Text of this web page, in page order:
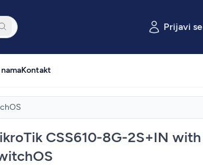
Prijavi se
Kontakt
CSS610-8G-2S+IN with